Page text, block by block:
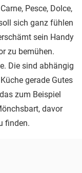
Pesce, Dolce,
sich ganz fühlen
sein Handy
zu bemühen.
Die sind abhängig
gerade Gutes
zum Beispiel
davor
finden.